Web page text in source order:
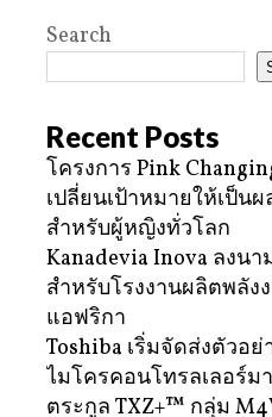
Search
Recent Posts
โครงการ Pink
เปลี่ยนเป้าหมายให้เป็น
สำหรับผู้หญิงทั่วโลก
Kanadevia Inova ลงน
สำหรับโรงงานผลิตพลั
แอฟริกา
Toshiba เริ่มจัดส่งตัวอ
ไมโครคอนโทรลเลอร์ม
ตระกูล TXZ+™ กลุ่ม